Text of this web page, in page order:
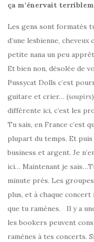
ça m’énervait
Les gens sont formatés
d’une lesbienne,
petite nana un peu
Et bien non, désolée de
Pussycat Dolls c’est
guitare et crier… (soupirs
différente ici, c’est les
Tu sais, en France c’est
plupart du temps. Et puis
business et argent. Je
ici… Maintenant je
minute près. Les
plus, et à chaque
que tu ramènes. Il y a
les bookers peuvent
ramènes à tes concerts.